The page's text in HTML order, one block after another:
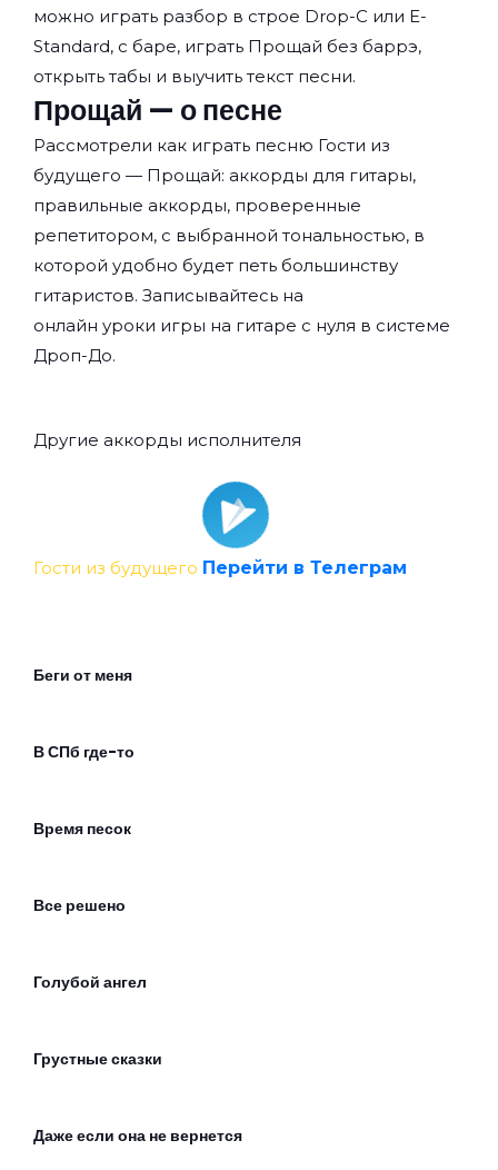
можно играть разбор в строе Drop-C или E-
Standard, с баре, играть Прощай без баррэ,
открыть табы и выучить текст песни.
Прощай — о песне
Рассмотрели как играть песню Гости из
будущего — Прощай: аккорды для гитары,
правильные аккорды, проверенные
репетитором, с выбранной тональностью, в
которой удобно будет петь большинству
гитаристов. Записывайтесь на
онлайн уроки игры на гитаре с нуля в системе
Дроп-До.
Другие аккорды исполнителя
Гости из будущего Перейти в Телеграм
Беги от меня
В СПб где-то
Время песок
Все решено
Голубой ангел
Грустные сказки
Даже если она не вернется